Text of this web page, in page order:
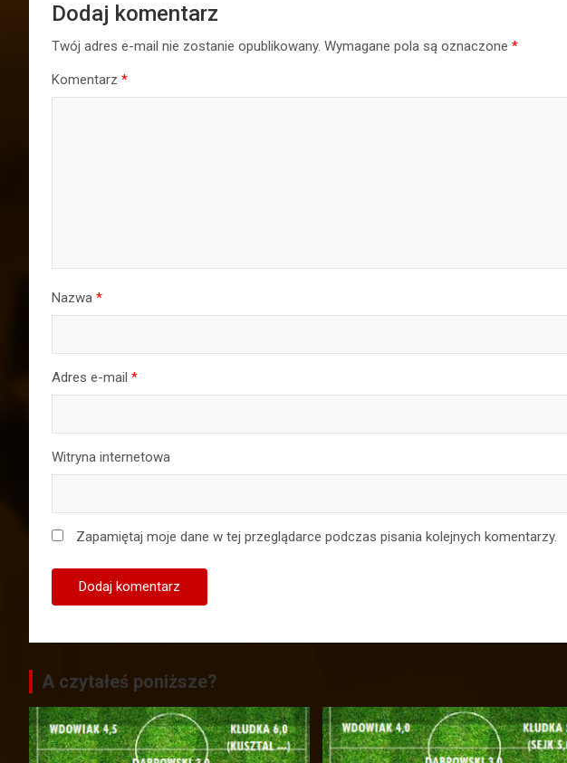
Dodaj komentarz
Twój adres e-mail nie zostanie opublikowany. Wymagane pola są oznaczone *
Komentarz *
Nazwa *
Adres e-mail *
Witryna internetowa
Zapamiętaj moje dane w tej przeglądarce podczas pisania kolejnych komentarzy.
A czytałeś poniższe?